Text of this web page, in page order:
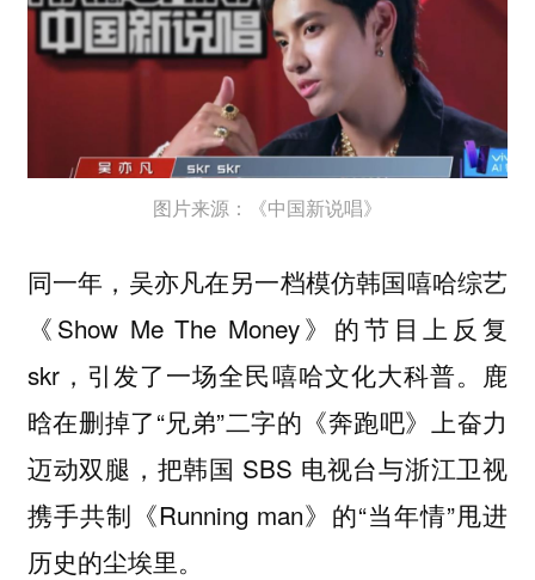
图片来源：《中国新说唱》
同一年，吴亦凡在另一档模仿韩国嘻哈综艺
《Show Me The Money》的节目上反复
skr，引发了一场全民嘻哈文化大科普。鹿
晗在删掉了“兄弟”二字的《奔跑吧》上奋力
迈动双腿，把韩国 SBS 电视台与浙江卫视
携手共制《Running man》的“当年情”甩进
历史的尘埃里。